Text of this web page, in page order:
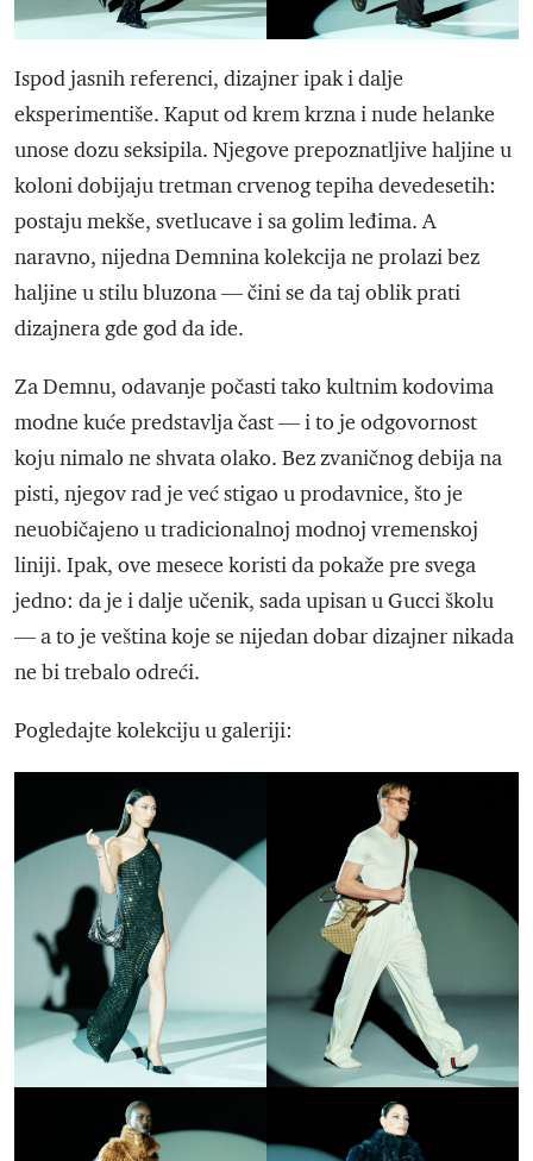
Ispod jasnih referenci, dizajner ipak i dalje
eksperimentiše. Kaput od krem krzna i nude helanke
unose dozu seksipila. Njegove prepoznatljive haljine u
koloni dobijaju tretman crvenog tepiha devedesetih:
postaju mekše, svetlucave i sa golim leđima. A
naravno, nijedna Demnina kolekcija ne prolazi bez
haljine u stilu bluzona — čini se da taj oblik prati
dizajnera gde god da ide.
Za Demnu, odavanje počasti tako kultnim kodovima
modne kuće predstavlja čast — i to je odgovornost
koju nimalo ne shvata olako. Bez zvaničnog debija na
pisti, njegov rad je već stigao u prodavnice, što je
neuobičajeno u tradicionalnoj modnoj vremenskoj
liniji. Ipak, ove mesece koristi da pokaže pre svega
jedno: da je i dalje učenik, sada upisan u Gucci školu
— a to je veština koje se nijedan dobar dizajner nikada
ne bi trebalo odreći.
Pogledajte kolekciju u galeriji: